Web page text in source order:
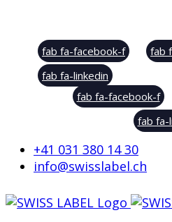
fab fa-facebook-f
fab
fab fa-linkedin
fab fa-facebook-f
fab fa-
+41 031 380 14 30
info@swisslabel.ch